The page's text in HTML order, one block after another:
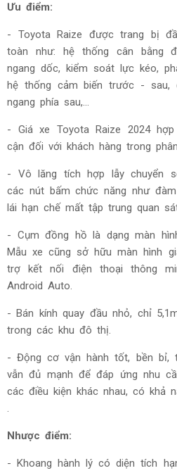
Ưu điểm:
- Toyota Raize được trang bị
toàn như: hệ thống cân bằng
ngang dốc, kiểm soát lực kéo,
hệ thống cảm biến trước - sau,
ngang phía sau,...
- Giá xe Toyota Raize 2024
cận đối với khách hàng trong
- Vô lăng tích hợp lẫy chuyển
các nút bấm chức năng như
lái hạn chế mất tập trung quan
- Cụm đồng hồ là dạng màn
Mẫu xe cũng sở hữu màn hình
trợ kết nối điện thoại thông
Android Auto.
- Bán kính quay đầu nhỏ, chỉ
trong các khu đô thị.
- Động cơ vận hành tốt, bền bỉ,
vẫn đủ mạnh để đáp ứng nhu
các điều kiện khác nhau, có khả
.
Nhược điểm:
- Khoang hành lý có diện tích